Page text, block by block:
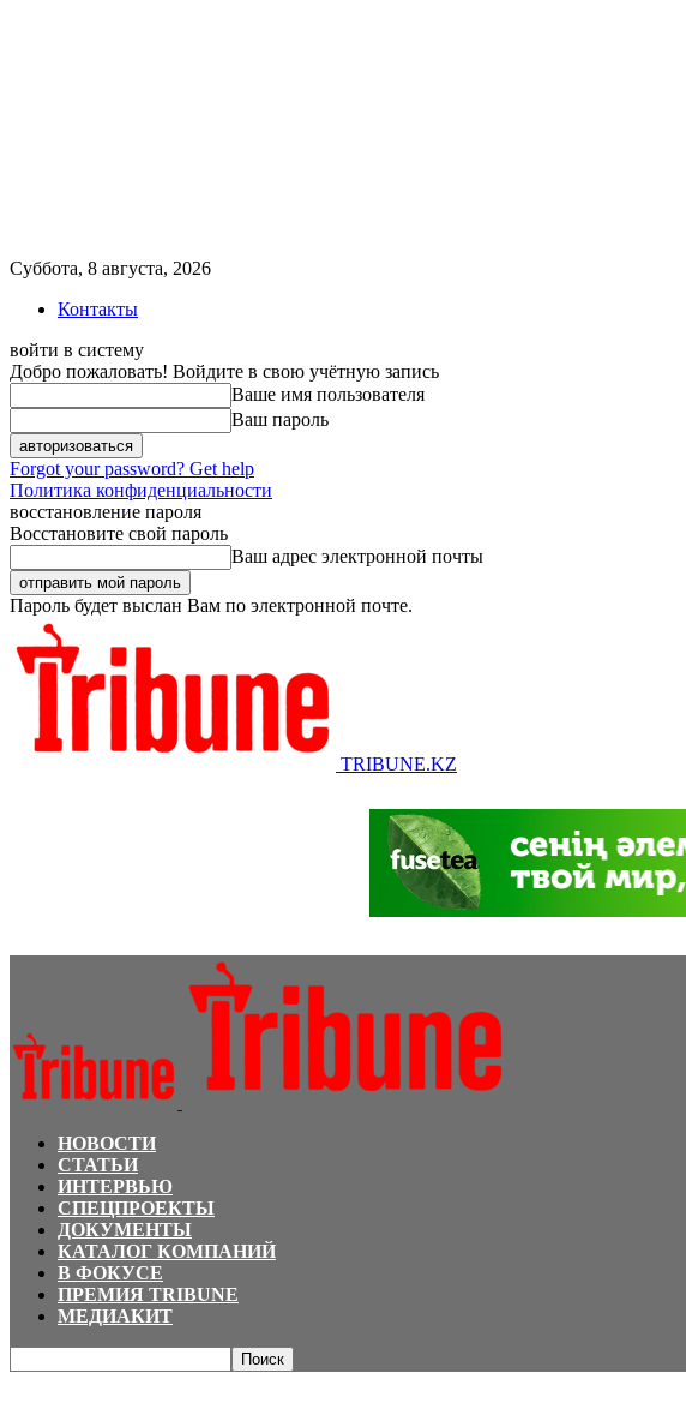
Суббота, 8 августа, 2026
Контакты
войти в систему
Добро пожаловать! Войдите в свою учётную запись
Ваше имя пользователя
Ваш пароль
Forgot your password? Get help
Политика конфиденциальности
восстановление пароля
Восстановите свой пароль
Ваш адрес электронной почты
Пароль будет выслан Вам по электронной почте.
TRIBUNE.KZ
НОВОСТИ
СТАТЬИ
ИНТЕРВЬЮ
СПЕЦПРОЕКТЫ
ДОКУМЕНТЫ
КАТАЛОГ КОМПАНИЙ
В ФОКУСЕ
ПРЕМИЯ TRIBUNE
МЕДИАКИТ